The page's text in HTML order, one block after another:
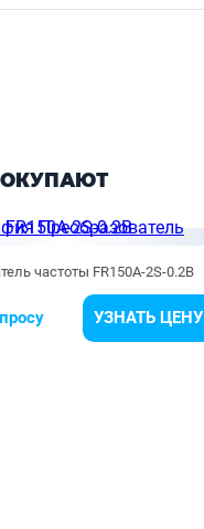
частоты FR150A-2S-0.2B
УЗНАТЬ ЦЕНУ